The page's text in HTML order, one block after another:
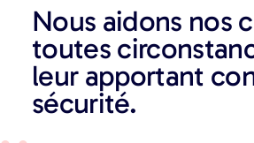
Nous aidons nos
toutes
leur apportant
sécurité.